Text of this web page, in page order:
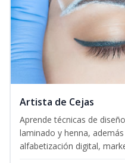
Artista de Cejas
Aprende técnicas de
laminado y henna,
alfabetización digital,